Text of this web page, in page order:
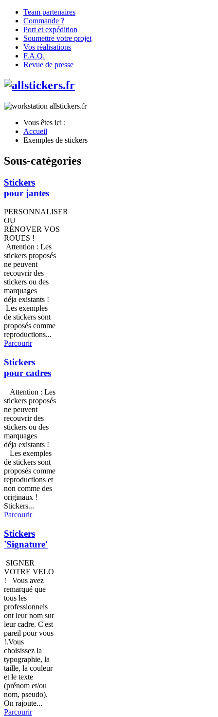
Team partenaires
Commande ?
Port et expédition
Soumettre votre projet
Vos réalisations
F.A.Q.
Revue de presse
Vous êtes ici :
Accueil
Exemples de stickers
Sous-catégories
Stickers
pour jantes
PERSONNALISER
OU
RÉNOVER VOS
ROUES !
Attention : Les
stickers proposés
ne peuvent
recouvrir des
stickers ou des
marquages
déja existants !
Les exemples
de stickers sont
proposés comme
reproductions...
Parcourir
Stickers
pour cadres
Attention : Les
stickers proposés
ne peuvent
recouvrir des
stickers ou des
marquages
déja existants !
Les exemples
de stickers sont
proposés comme
reproductions et
non comme des
originaux !
Stickers...
Parcourir
Stickers
'Signature'
SIGNER
VOTRE VELO
! Vous avez
remarqué que
tous les
professionnels
ont leur nom sur
leur cadre. C'est
pareil pour vous
!.Vous
choisissez la
typographie, la
taille, la couleur
et le texte
(prénom et/ou
nom, pseudo).
On rajoute...
Parcourir